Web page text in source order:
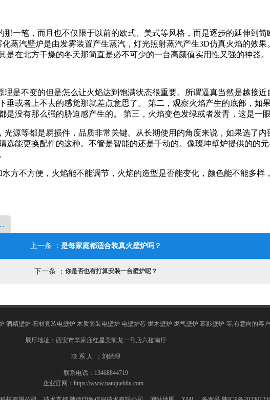
一笔，而且也不仅限于以前的欧式、美式等风格，而是逐步的延伸到
蒸汽壁炉是由发雾装置产生蒸汽，灯光照射蒸汽产生3D仿真火焰的效
在北方干燥的冬天那简直是必不可少的一台高颜值实用性又强的神器。
是不变的但是怎么让火焰达到饱满状态很重要。所谓逼真当然是越接
或者上不去的感觉那就差点意思了。 第二，观察火焰产生的底部，如
没有那么强的胁迫感产生的。 第三，火焰变色发绿或者发青，这是一
源等都是易损件，品质非常关键。从长期使用的角度来说，如果选了内
能更换配件的这种。不管是智能的还是手动的。像璨坤壁炉提供的的元
方不方便，火焰能不能调节，火焰的造型是否能变化，颜色能不能多样
壁炉
上一条 ： 是每家庭都适合装真火壁炉吗？
下一条 ： 你是否也有打算安装一台壁炉呢？
酒精壁炉 石材套装电壁炉 木质套装电壁炉 电壁炉芯 燃木壁炉 燃气壁炉 幕影壁炉 等,有意向的客户
展厅地址：西安市辛家庙红星美凯龙一号店六楼南厅
联 系 人 ：刘经理
联系电话：13468844719
企业官网： https://www.nanquebilu.com